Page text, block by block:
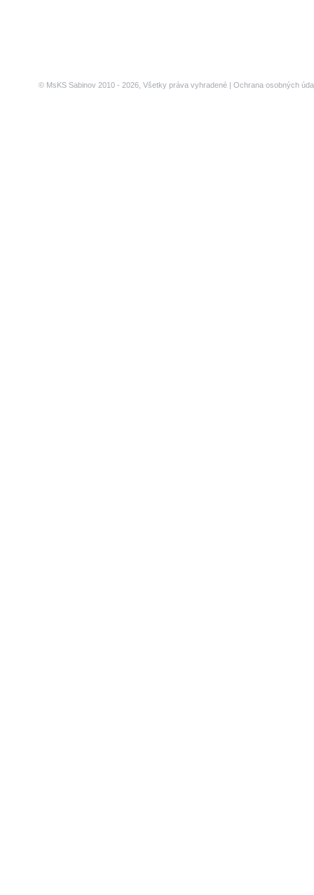
© MsKS Sabinov 2010 - 2026, Všetky práva vyhradené | Ochrana osobných